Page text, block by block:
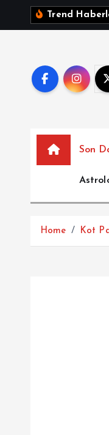
Trend
Son
Home Kot